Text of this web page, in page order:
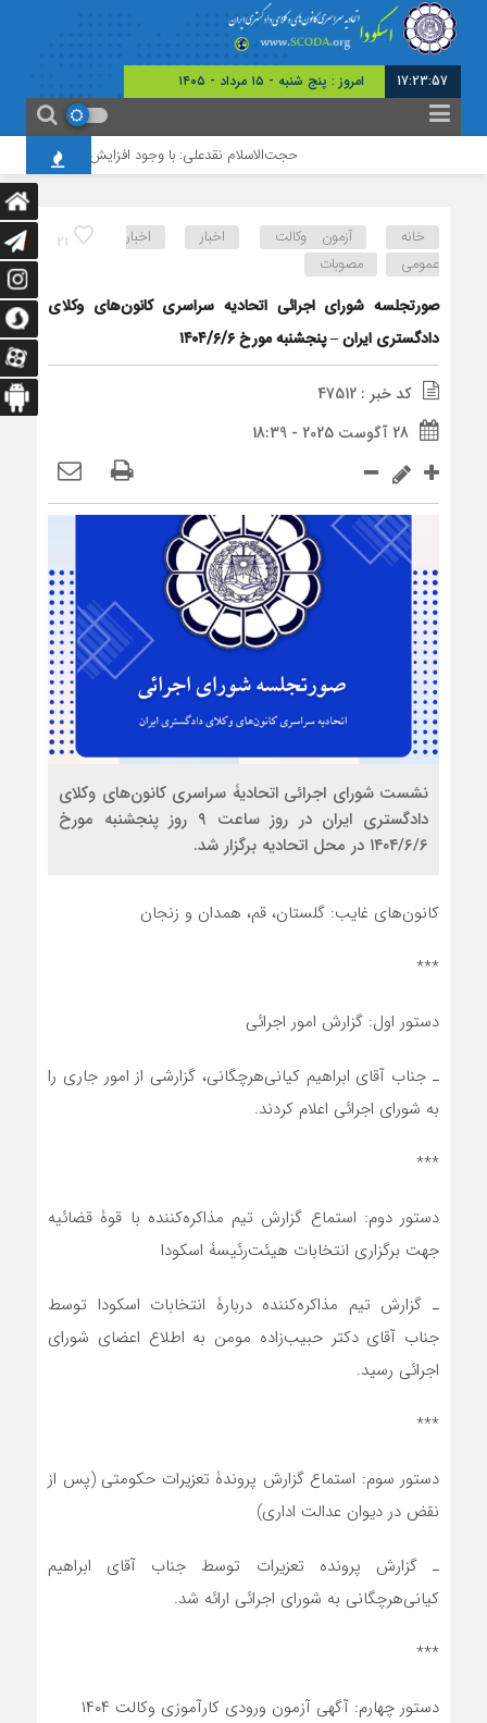
17:23:58 برابر با : 22 - صفر - 1448
حجت‌الاسلام نقدعلی: با وجود افزایش چشمگیر
21 خانه آزمون وکالت اخبار
اخبار
عمومی
مصوبات
صورتجلسه شورای اجرائی اتحادیه سراسری کانون‌های وکلای
دادگستری ایران – پنجشنبه مورخ ۱۴۰۴/۶/۶
کد خبر : 47512
28 آگوست 2025 - 18:39
نشست شورای اجرائی اتحادیۀ سراسری کانون‌های وکلای
دادگستری ایران در روز ساعت ۹ روز پنجشنبه مورخ
۱۴۰۴/۶/۶ در محل اتحادیه برگزار شد.
کانون‌های غایب: گلستان، قم، همدان و زنجان
***
دستور اول: گزارش امور اجرائی
ـ جناب آقای ابراهیم کیانی‌هرچگانی، گزارشی از امور جاری را
به شورای اجرائی اعلام کردند.
***
دستور دوم: استماع گزارش تیم مذاکره‌کننده با قوۀ قضائیه
جهت برگزاری انتخابات هیئت‌رئیسۀ اسکودا
ـ گزارش تیم مذاکره‌کننده دربارۀ انتخابات اسکودا توسط
جناب آقای دکتر حبیب‌زاده مومن به اطلاع اعضای شورای
اجرائی رسید.
***
دستور سوم: استماع گزارش پروندۀ تعزیرات حکومتی (پس از
نقض در دیوان عدالت اداری)
ـ گزارش پرونده تعزیرات توسط جناب آقای ابراهیم
کیانی‌هرچگانی به شورای اجرائی ارائه شد.
***
دستور چهارم: آگهی آزمون ورودی کارآموزی وکالت ۱۴۰۴